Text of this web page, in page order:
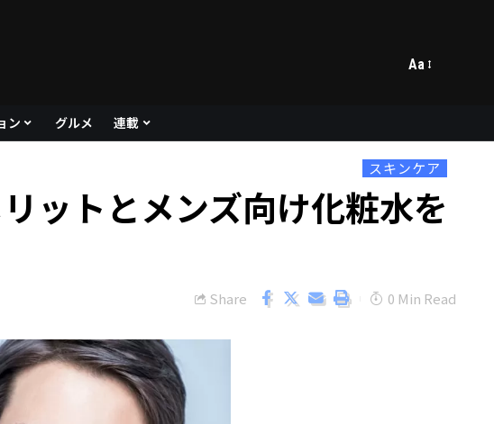
Aa
ン グルメ 連載
スキンケア
ットとメンズ向け化粧水を
Share 0 Min Read